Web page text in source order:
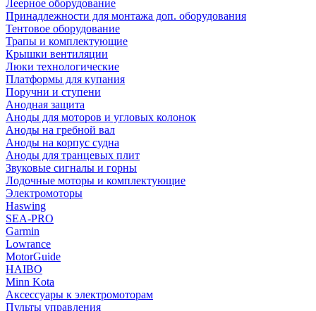
Леерное оборудование
Принадлежности для монтажа доп. оборудования
Тентовое оборудование
Трапы и комплектующие
Крышки вентиляции
Люки технологические
Платформы для купания
Поручни и ступени
Анодная защита
Аноды для моторов и угловых колонок
Аноды на гребной вал
Аноды на корпус судна
Аноды для транцевых плит
Звуковые сигналы и горны
Лодочные моторы и комплектующие
Электромоторы
Haswing
SEA-PRO
Garmin
Lowrance
MotorGuide
HAIBO
Minn Kota
Аксессуары к электромоторам
Пульты управления